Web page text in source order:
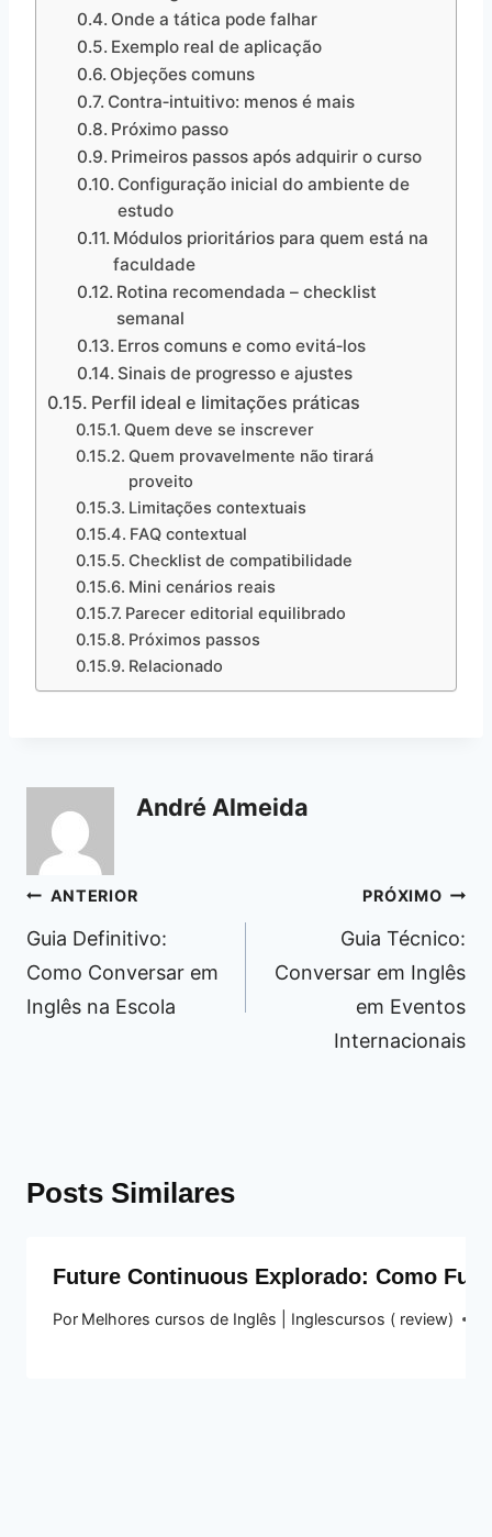
Onde a tática pode falhar
Exemplo real de aplicação
Objeções comuns
Contra‑intuitivo: menos é mais
Próximo passo
Primeiros passos após adquirir o curso
Configuração inicial do ambiente de
estudo
Módulos prioritários para quem está na
faculdade
Rotina recomendada – checklist
semanal
Erros comuns e como evitá‑los
Sinais de progresso e ajustes
Perfil ideal e limitações práticas
Quem deve se inscrever
Quem provavelmente não tirará
proveito
Limitações contextuais
FAQ contextual
Checklist de compatibilidade
Mini cenários reais
Parecer editorial equilibrado
Próximos passos
Relacionado
André Almeida
Navegação
de
Post
ANTERIOR
Guia Definitivo:
Como Conversar em
Inglês na Escola
PRÓXIMO
Guia Técnico:
Conversar em Inglês
em Eventos
Internacionais
Posts Similares
Future Continuous Explorado: Como
Por Melhores cursos de Inglês | Inglescursos ( review)